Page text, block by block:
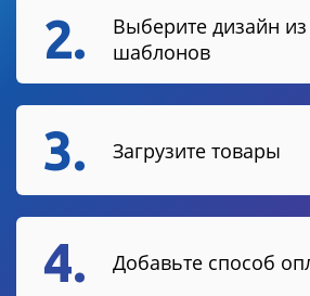
2.
Выберите дизайн
шаблонов
3. Загрузите товары
4. Добавьте способ